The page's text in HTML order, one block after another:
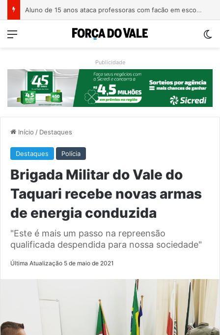
Homem é preso com revólver de numeração raspada em Teutônia
Menu
Publicidade
Início / Destaques
Destaques Polícia
Brigada Militar do Vale do
Taquari recebe novas armas
de energia conduzida
"Este é mais um passo na repreensão
qualificada despendida para nossa sociedade"
Última Atualização 5 de maio de 2021